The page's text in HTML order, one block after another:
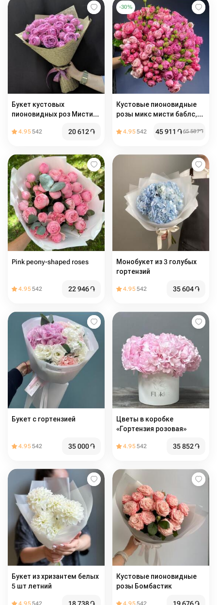
Букет кустовых
пионовидных роз Мисти
4.95542 20 612֏
-30%
Кустовые пионовидные
розы микс мисти баблс,
4.95542 45 911 ֏65 587֏
Pink peony-shaped roses
4.95542 22 946֏
Монобукет из 3 голубых
гортензий
4.95542 35 604֏
Букет с гортензией
4.95542 35 000֏
Цветы в коробке
«Гортензия розовая»
4.95542 35 852֏
Букет из хризантем белых
5 шт летний
4.95542
Кустовые пионовидные
розы Бомбастик
4.95542